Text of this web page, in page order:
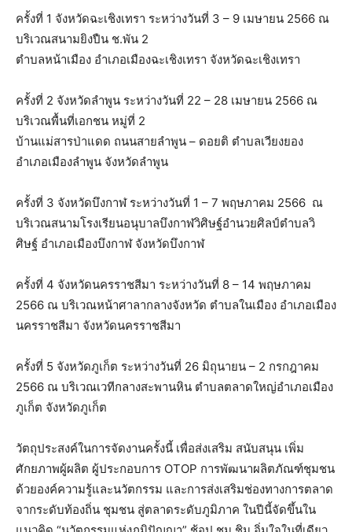
ครั้งที่ 1 จังหวัดฉะเชิงเทรา ระหว่างวันที่ 3 – 9 เมษายน 2566 ณ
บริเวณสนามยิงปืน ช.พัน 2
ตำบลหน้าเมือง อำเภอเมืองฉะเชิงเทรา จังหวัดฉะเชิงเทรา
ครั้งที่ 2 จังหวัดลำพูน ระหว่างวันที่ 22 – 28 เมษายน 2566 ณ
บริเวณพื้นที่เอกชน หมู่ที่ 2
บ้านแม่สารป่าแดด ถนนสายลำพูน – ดอยติ ตำบลเวียงยอง
อำเภอเมืองลำพูน จังหวัดลำพูน
ครั้งที่ 3 จังหวัดบึงกาฬ ระหว่างวันที่ 1 – 7 พฤษภาคม 2566 ณ
บริเวณสนามโรงเรียนอนุบาลบึงกาฬวิศิษฐ์อำนวยศิลป์ตำบลวิ
ศิษฐ์ อำเภอเมืองบึงกาฬ จังหวัดบึงกาฬ
ครั้งที่ 4 จังหวัดนครราชสีมา ระหว่างวันที่ 8 – 14 พฤษภาคม
2566 ณ บริเวณหน้าศาลากลางจังหวัด ตำบลในเมือง อำเภอเมือง
นครราชสีมา จังหวัดนครราชสีมา
ครั้งที่ 5 จังหวัดภูเก็ต ระหว่างวันที่ 26 มิถุนายน – 2 กรกฎาคม
2566 ณ บริเวณเวทีกลางสะพานหิน ตำบลตลาดใหญ่อำเภอเมือง
ภูเก็ต จังหวัดภูเก็ต
วัตถุประสงค์ในการจัดงานครั้งนี้ เพื่อส่งเสริม สนับสนุน เพิ่ม
ศักยภาพผู้ผลิต ผู้ประกอบการ OTOP การพัฒนาผลิตภัณฑ์ชุมชน
ด้วยองค์ความรู้และนวัตกรรม และการส่งเสริมช่องทางการตลาด
จากระดับท้องถิ่น ชุมชน สู่ตลาดระดับภูมิภาค ในปีนี้จัดขึ้นใน